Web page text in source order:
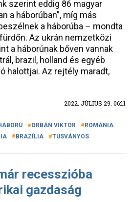
szerint eddig 86 magyar
a háborúban”, míg más
a háborúba – mondta
Az ukrán nemzetközi
a háborúnak bőven vannak
brazil, holland és egyéb
halottjai. Az rejtély maradt,
2022. JÚLIUS 29. 06:11
ORBÁN VIKTOR
ROMÁNIA
BRAZÍLIA TUSVÁNYOS
recesszióba
gazdaság